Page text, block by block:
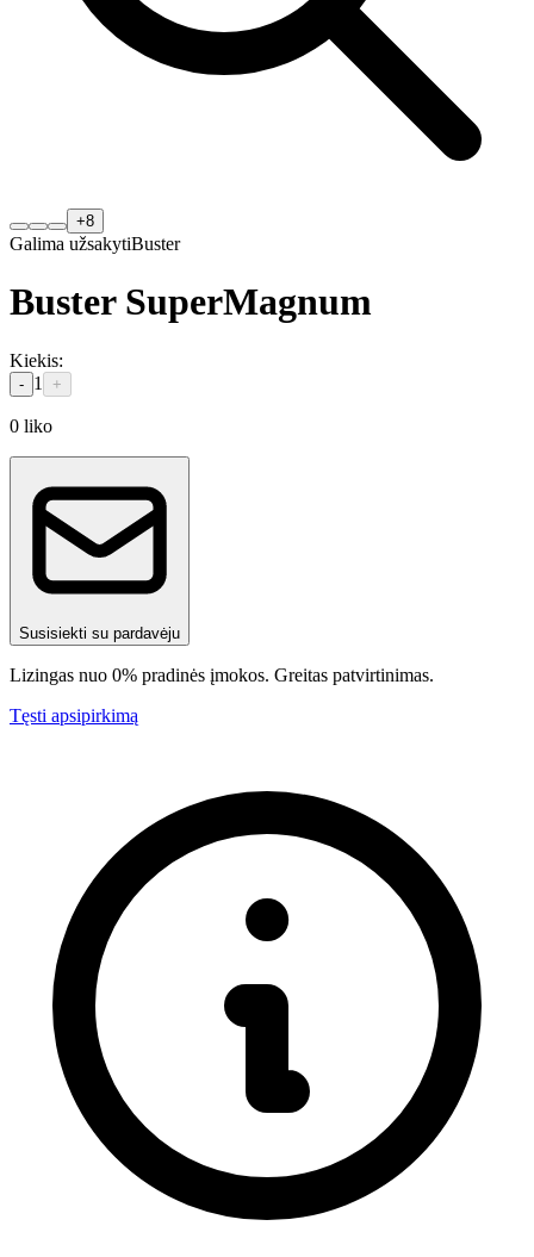
+8
Galima užsakytiBuster
Buster SuperMagnum
Kiekis:
- 1 +
0 liko
Susisiekti su pardavėju
Lizingas nuo 0% pradinės įmokos. Greitas patvirtinimas.
Tęsti apsipirkimą